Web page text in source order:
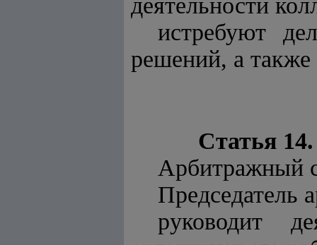
деятельности
истребуют
решений, а
Статья
Арбитражный
Председатель
руководит